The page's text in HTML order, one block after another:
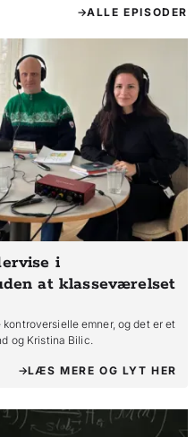
ALLE EPISODER
i
at klasseværelset
emner, og det er et
og Kristina Bilic.
LÆS MERE OG LYT HER